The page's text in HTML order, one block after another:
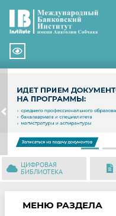
Previous
ЦИФРОВАЯ
БИБЛИОТЕКА
МЕНЮ РАЗДЕЛА